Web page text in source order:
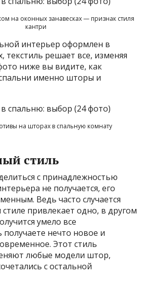
на оконных занавесках — признак стиля
кантри
интерьер оформлен в
текстиль решает все, изменяя
ниже вы видите, как
именно шторы и
на шторах в спальную комнату
стиль
с принадлежностью
не получается, его
Ведь часто случается
привлекает одно, в другом
умело все
нечто новое и
Этот стиль
любые модели штор,
с остальной